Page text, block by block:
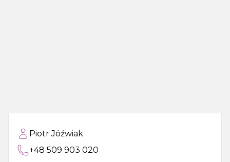
Piotr Jóźwiak
+48 509 903 020